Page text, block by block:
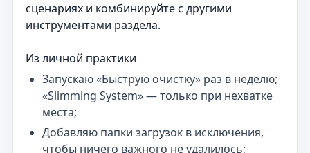
сценариях и комбинируйте с другими
инструментами раздела.
Из личной практики
Запускаю «Быструю очистку» раз в неделю;
«Slimming System» — только при нехватке
места;
Добавляю папки загрузок в исключения,
чтобы ничего важного не удалилось;